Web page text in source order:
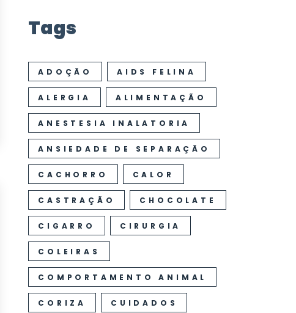
Tags
ADOÇÃO AIDS FELINA
ALERGIA ALIMENTAÇÃO
ANESTESIA INALATORIA
ANSIEDADE DE SEPARAÇÃO
CACHORRO CALOR
CASTRAÇÃO CHOCOLATE
CIGARRO CIRURGIA
COLEIRAS
COMPORTAMENTO ANIMAL
CORIZA CUIDADOS